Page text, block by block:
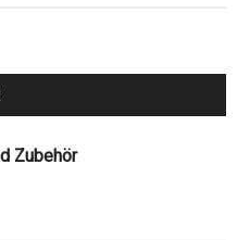
iPad
Zubehör